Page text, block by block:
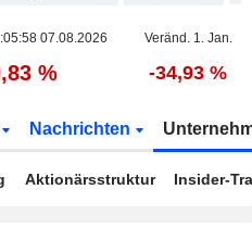
07.08.2026 Veränd. 1. Jan.
% -34,93 %
Nachrichten
Aktionärsstruktur Insider-